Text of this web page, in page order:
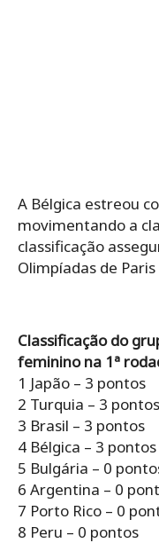
A Bélgica estreou
movimentando a
classificação
Olimpíadas de Paris
Classificação do
feminino na 1ª
1 Japão – 3 pontos
2 Turquia – 3 pontos
3 Brasil – 3 pontos
4 Bélgica – 3 pontos
5 Bulgária – 0
6 Argentina – 0
7 Porto Rico – 0
8 Peru – 0 pontos